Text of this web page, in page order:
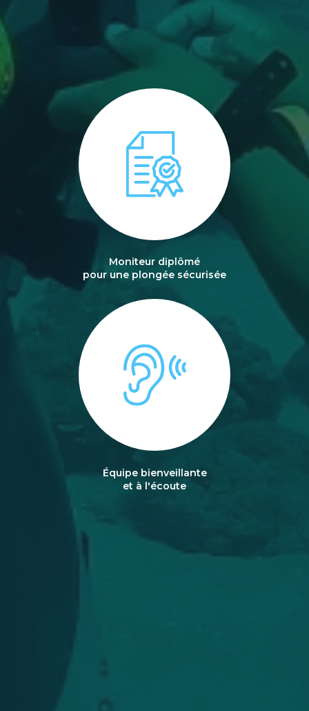
Moniteur diplômé
pour une plongée sécurisée
Équipe bienveillante
et à l'écoute